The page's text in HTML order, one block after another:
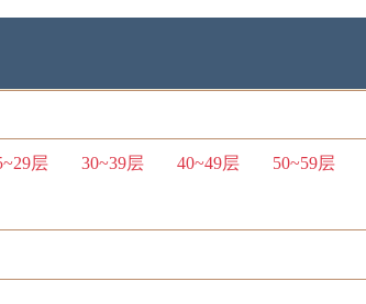
层 30~39层 40~49层 50~59层